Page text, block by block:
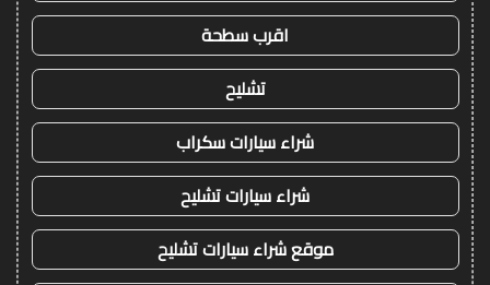
اقرب سطحة
تشليح
شراء سيارات سكراب
شراء سيارات تشليح
موقع شراء سيارات تشليح